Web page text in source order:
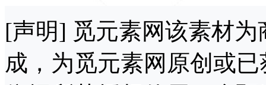
[声明] 觅元素网该素材
成，为觅元素网原创或